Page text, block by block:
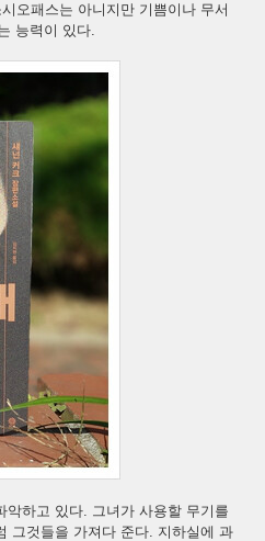
오패스는 아니지만 기쁨이나 무서
능력이 있다.
하고 있다. 그녀가 사용할 무기를
그것들을 가져다 준다. 지하실에 과